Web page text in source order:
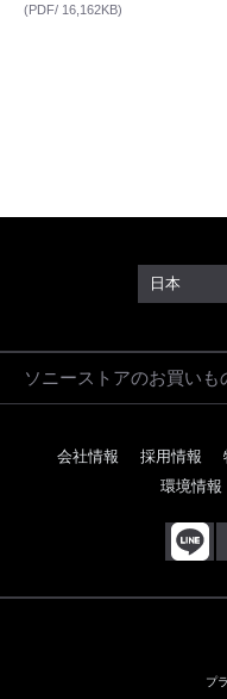
(PDF/ 16,162KB)
日本
ソニーストアのお買いも
会社情報 採用情報
環境情報
プ